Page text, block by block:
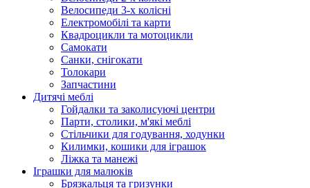
Велосипеди 3-х колісні
Електромобілі та карти
Квадроцикли та мотоцикли
Самокати
Санки, снігокати
Толокари
Запчастини
Дитячі меблі
Гойдалки та заколисуючі центри
Парти, столики, м'які меблі
Стільчики для годування, ходунки
Килимки, кошики для іграшок
Ліжка та манежі
Іграшки для малюків
Брязкальця та гризунки